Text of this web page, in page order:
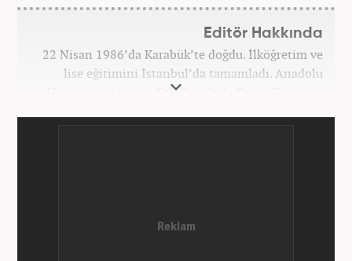
Editör Hakkında
22 Nisan 1986’da Karabük’te doğdu. İlköğretim ve
lise eğitimini İstanbul’da tamamladı. Anadolu
Üniversitesi iktisat Fakültesi’nde Kamu Yönetimi